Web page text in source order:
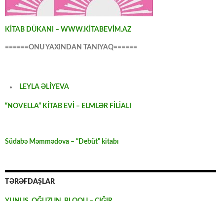
KİTAB DÜKANI – WWW.KİTABEVİM.AZ
======ONU YAXINDAN TANIYAQ======
LEYLA ƏLİYEVA
“NOVELLA” KİTAB EVİ – ELMLƏR FİLİALI
Südabə Məmmədova – “Debüt” kitabı
TƏRƏFDAŞLAR